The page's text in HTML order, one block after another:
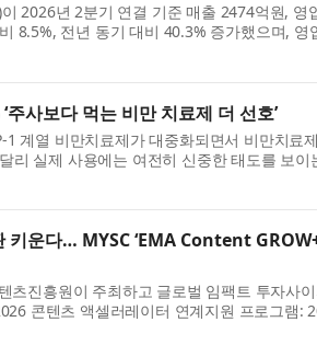
2026년 2분기 연결 기준 매출 2474억원,
8.5%, 전년 동기 대비 40.3% 증가했으며,
성 용역수익이 반영된 ...
주사보다 먹는 비만 치료제 더 선호’
1 계열 비만치료제가 대중화되면서 비만치료
리 실제 사용에는 여전히 신중한 태도를 보
전스 기업 피앰아이(PMI...
키운다… MYSC ‘EMA Content
츠진흥원이 주최하고 글로벌 임팩트 투자사
콘텐츠 액셀러레이터 연계지원 프로그램:
있는 비즈니스 성과를 창출...